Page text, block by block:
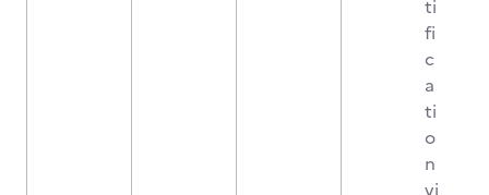
ti
fi
c
a
ti
o
n
vi